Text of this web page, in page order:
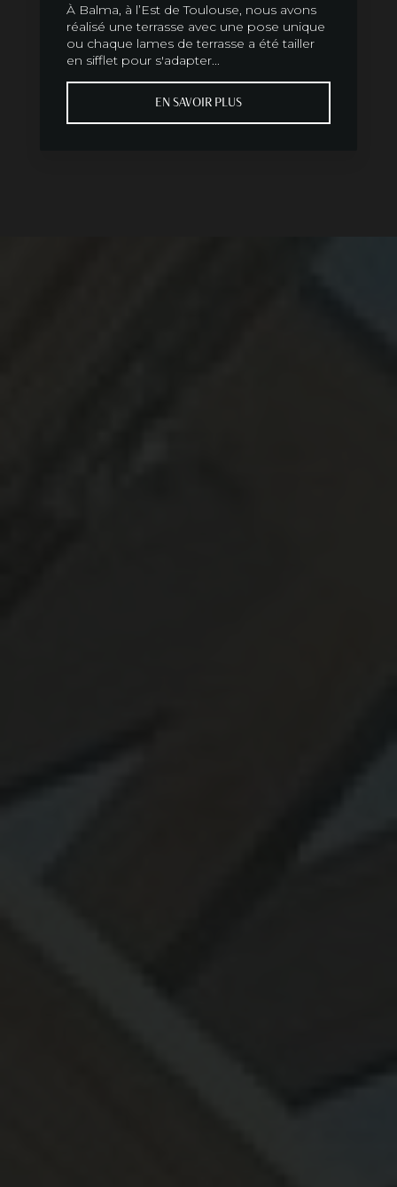
À Balma, à l’Est de Toulouse, nous avons
réalisé une terrasse avec une pose unique
ou chaque lames de terrasse a été tailler
en sifflet pour s'adapter...
EN SAVOIR PLUS